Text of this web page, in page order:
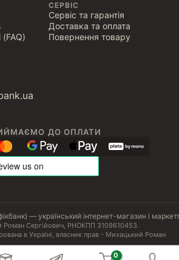
(FAQ)
СЕРВІС
Сервіс та гарантія
Доставка та оплата
Повернення товару
ДО ОПЛАТИ
— український інтернет-магазин і
Сергійович, РНОКПП 3109610453.
в Україні, власник прав - Михацький Роман